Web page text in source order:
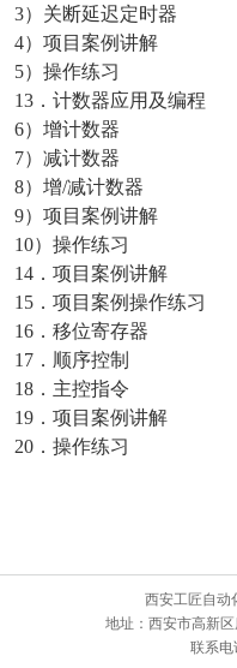
3） 关断延迟定时器
4） 项目案例讲解
5） 操作练习
13 ．计数器应用及编程
6） 增计数器
7） 减计数器
8） 增/减计数器
9） 项目案例讲解
10） 操作练习
14 ．项目案例讲解
15 ．项目案例操作练习
16 ．移位寄存器
17 ．顺序控制
18 ．主控指令
19 ．项目案例讲解
20 ．操作练习
西安工匠自动
地址：西安市高新
联系电